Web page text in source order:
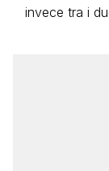
invece tra i